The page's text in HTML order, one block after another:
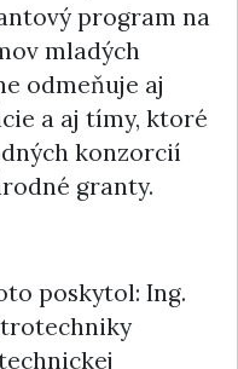
program na
mladých
odmeňuje aj
a aj tímy, ktoré
konzorcií
granty.
poskytol: Ing.